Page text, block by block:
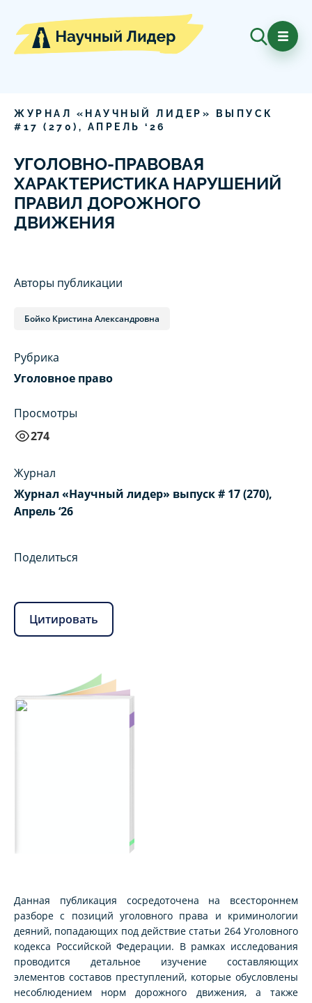
ЖУРНАЛ «НАУЧНЫЙ ЛИДЕР» ВЫПУСК
# 17 ( 270 ), АПРЕЛЬ ‘ 26
УГОЛОВНО-ПРАВОВАЯ
ХАРАКТЕРИСТИКА НАРУШЕНИЙ
ПРАВИЛ ДОРОЖНОГО
ДВИЖЕНИЯ
Авторы публикации
Бойко Кристина Александровна
Рубрика
Уголовное право
Просмотры
274
Журнал
Журнал «Научный лидер» выпуск # 17 (270),
Апрель ‘26
Поделиться
Цитировать
Данная публикация сосредоточена на всестороннем
разборе с позиций уголовного права и криминологии
деяний, попадающих под действие статьи 264 Уголовного
кодекса Российской Федерации. В рамках исследования
проводится детальное изучение составляющих
элементов составов преступлений, которые обусловлены
несоблюдением норм дорожного движения, а также